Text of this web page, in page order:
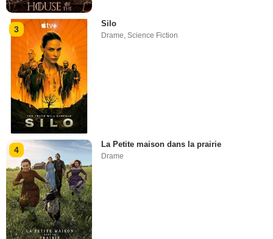
3
Silo
Drame,Science Fiction
4
La Petite maison dans la prairie
Drame